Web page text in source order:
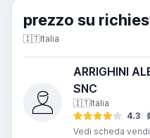
prezzo su
🇮🇹Italia
ARRIGHINI
SNC
🇮🇹Italia
4.3
Vedi scheda